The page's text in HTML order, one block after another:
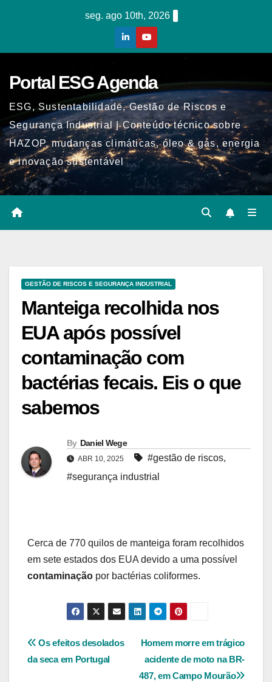
seg. ago 10th, 2026
Portal ESG Agenda
ESG, Sustentabilidade, Gestão de Riscos e
Segurança Industrial | Conteúdo técnico sobre
HAZOP, mudanças climáticas, óleo & gás, energia
e inovação sustentável
GESTÃO DE RISCOS E SEGURANÇA INDUSTRIAL
Manteiga recolhida nos
EUA após possível
contaminação com
bactérias fecais. Eis o que
sabemos
By Daniel Wege
ABR 10, 2025 #gestão de riscos,
#segurança industrial
Cerca de 770 quilos de manteiga foram recolhidos
em sete estados dos EUA devido a uma possível
contaminação por bactérias coliformes.
Navegação
Homem morre em trágico
acidente de moto na BR-
487, em Campo Mourão
Os efeitos desolados
da seca em Portugal